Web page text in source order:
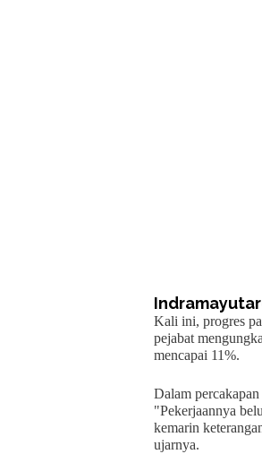
Kali ini, progres
pejabat
mencapai 11%.
Dalam
"Pekerjaannya
kemarin
ujarnya.